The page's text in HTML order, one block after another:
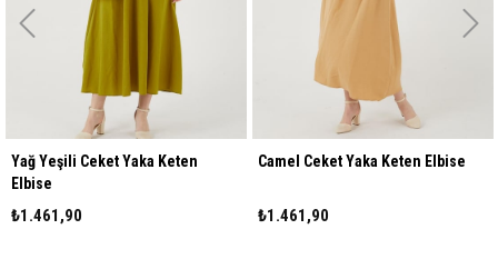
Yeşili Ceket Yaka Keten
Camel Ceket Yaka Keten Elbise
₺1.461,90